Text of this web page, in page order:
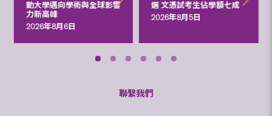
動大學邁向學術與全球影響
力新高峰
2026年8月6日
選 文憑試考生佔學額七成
2026年8月5日
聯繫我們